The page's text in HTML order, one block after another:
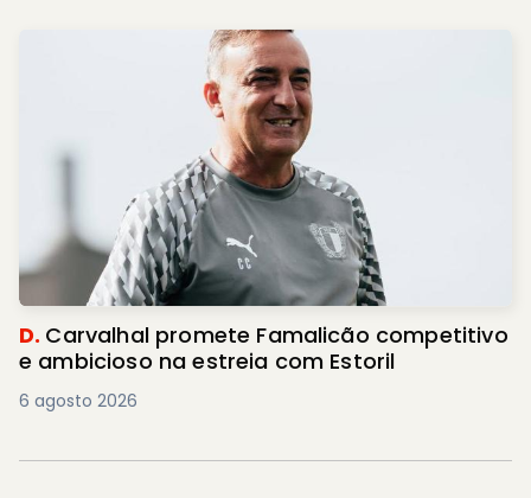
D. Carvalhal promete Famalicão competitivo
e ambicioso na estreia com Estoril
6 agosto 2026